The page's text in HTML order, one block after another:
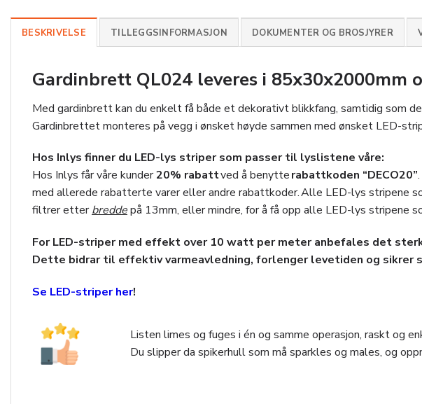
BESKRIVELSE TILLEGGSINFORMASJON DOKUMENTER OG BROSJYRER
Gardinbrett QL024 leveres i
Med gardinbrett kan du enkelt få både et dekorativt blikkfang, samtidig som
Gardinbrettet monteres på vegg i ønsket høyde sammen med ønsket LED-
Hos Inlys finner du LED-lys striper som passer til lyslistene våre:
Hos Inlys får våre kunder20% rabattved å benytterabattkoden “DECO20”
med allerede rabatterte varer eller andre rabattkoder. Alle LED-lys stripene
filtrer etterbreddepå 13mm, eller mindre, for å få opp alle LED-lys stripene
For LED-striper med effekt over 10 watt per meter anbefales det
Dette bidrar til effektiv varmeavledning, forlenger levetiden og sikrer
Se LED-striper her!
Listen limes og fuges i én og samme operasjon, raskt og
Du slipper da spikerhull som må sparkles og males, og